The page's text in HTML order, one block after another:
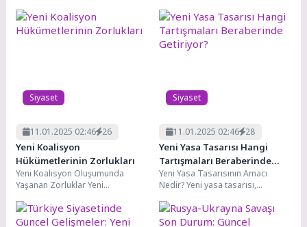
adayların varlığı, demokratik
süreçlerin sağlıklı...
tarihsel arka planı anlamak,
mevcut çatışmaların köklerini...
Siyaset
11.01.2025 02:46 26
Yeni Koalisyon
Hükümetlerinin Zorlukları
Yeni Koalisyon Oluşumunda
Yaşanan Zorluklar Yeni
zaman belirli zorlukları
beraberinde getirir. Bu...
Siyaset
11.01.2025 02:46 28
Yeni Yasa Tasarısı Hangi
Tartışmaları Beraberinde
Getiriyor?
Yeni Yasa Tasarısının Amacı
Nedir? Yeni yasa tasarısı,
vermek ve mevcut sorunları...